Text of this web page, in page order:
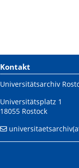
Kontakt
Universitätsarchiv
Universitätsplatz 1
18055 Rostock